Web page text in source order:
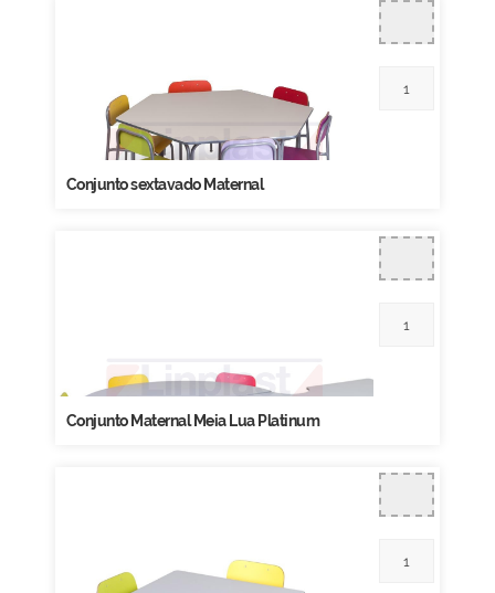
Conjunto sextavado Maternal
Conjunto Maternal Meia Lua Platinum